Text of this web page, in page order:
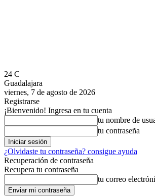
24 C
Guadalajara
viernes, 7 de agosto de 2026
Registrarse
¡Bienvenido! Ingresa en tu cuenta
tu nombre de
tu contraseña
¿Olvidaste tu contraseña? consigue ayuda
Recuperación de contraseña
Recupera tu contraseña
tu correo